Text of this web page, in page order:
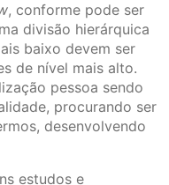
, conforme pode ser
divisão hierárquica
baixo devem ser
de nível mais alto.
pessoa sendo
procurando ser
desenvolvendo
estudos e